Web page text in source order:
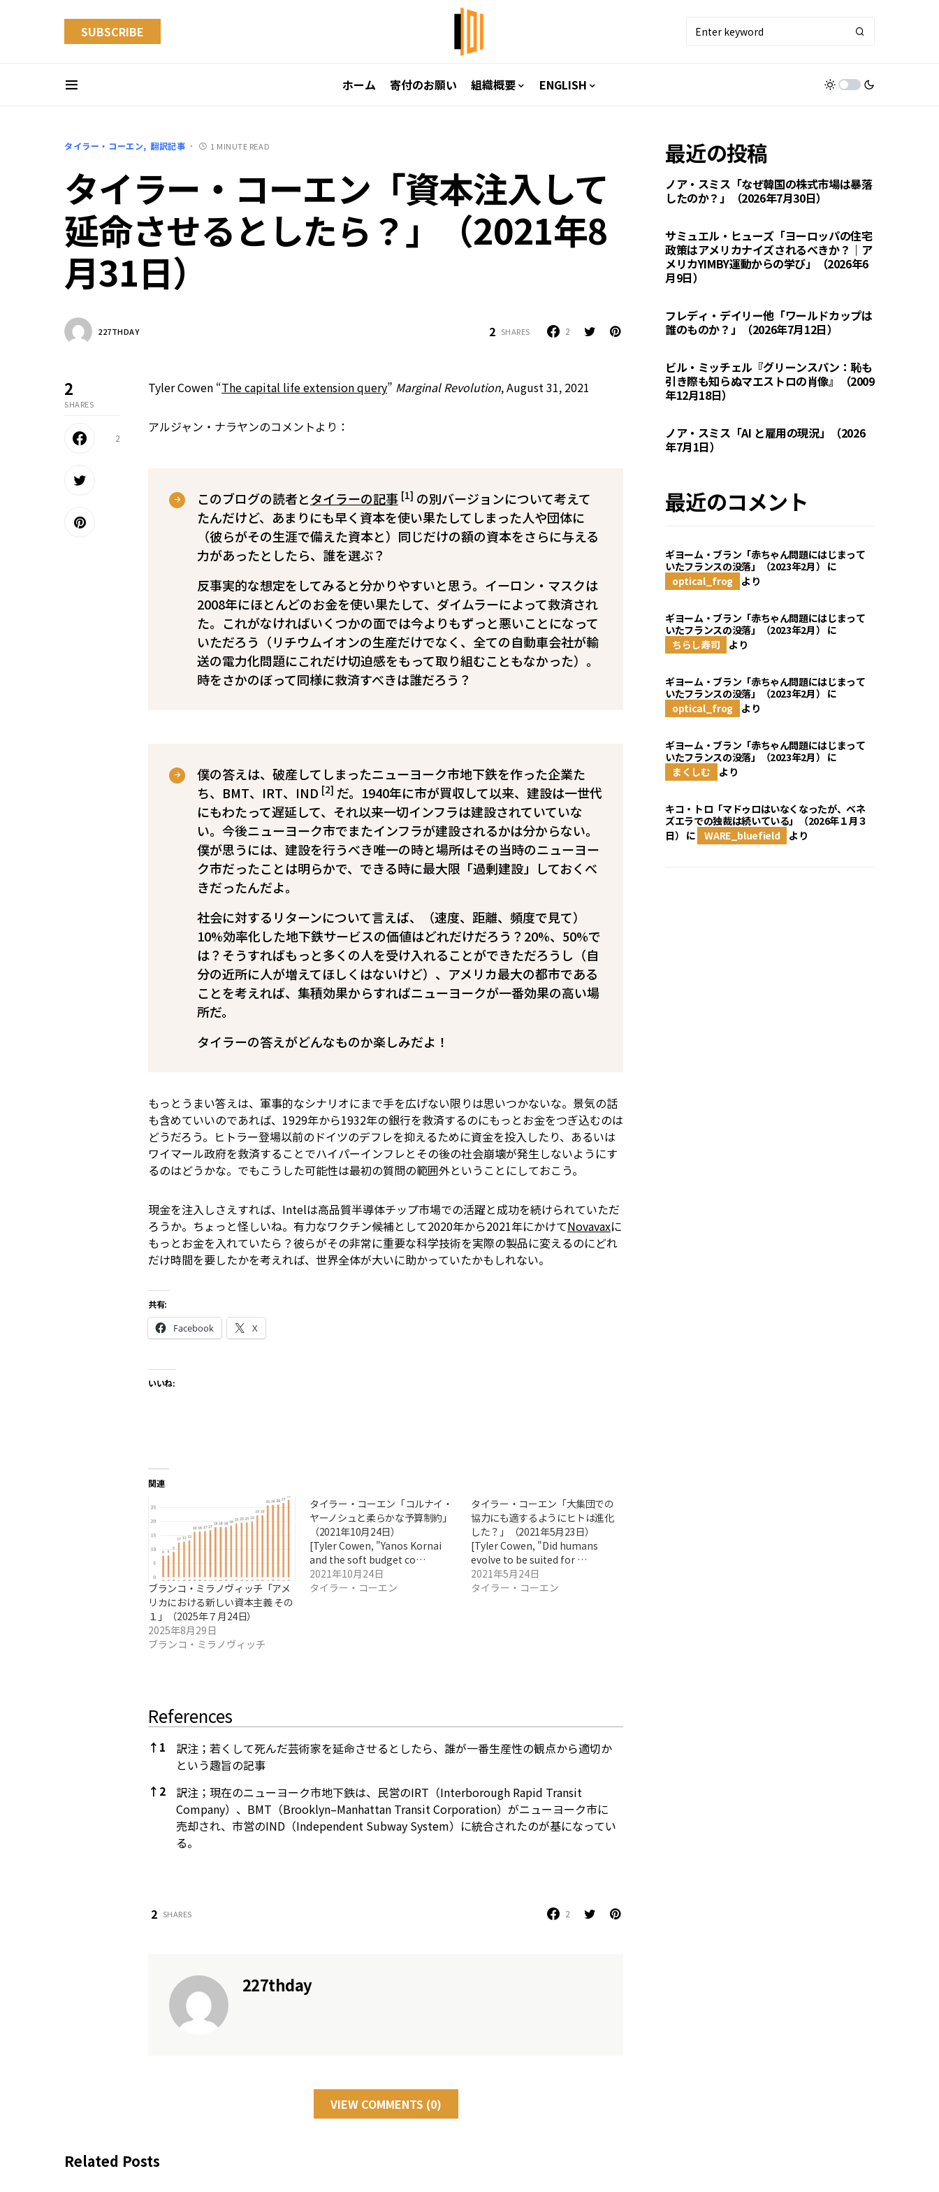
SUBSCRIBE
ホーム 寄付のお願い 組織概要 ENGLISH
タイラー・コーエン 翻訳記事 1 MINUTE READ
タイラー・コーエン「資本注入して
延命させるとしたら？」（2021年8
月31日）
227THDAY 2 SHARES 2
2
SHARES
2
Tyler Cowen “The capital life extension query” Marginal Revolution, August 31, 2021
アルジャン・ナラヤンのコメントより：
このブログの読者とタイラーの記事 [1] の別バージョンについて考えて
たんだけど、あまりにも早く資本を使い果たしてしまった人や団体に
（彼らがその生涯で備えた資本と）同じだけの額の資本をさらに与える
力があったとしたら、誰を選ぶ？
反事実的な想定をしてみると分かりやすいと思う。イーロン・マスクは
2008年にほとんどのお金を使い果たして、ダイムラーによって救済され
た。これがなければいくつかの面では今よりもずっと悪いことになって
いただろう（リチウムイオンの生産だけでなく、全ての自動車会社が輸
送の電力化問題にこれだけ切迫感をもって取り組むこともなかった）。
時をさかのぼって同様に救済すべきは誰だろう？
僕の答えは、破産してしまったニューヨーク市地下鉄を作った企業た
ち、BMT、IRT、IND [2] だ。1940年に市が買収して以来、建設は一世代
にもわたって遅延して、それ以来一切インフラは建設されていていな
い。今後ニューヨーク市でまたインフラが建設されるかは分からない。
僕が思うには、建設を行うべき唯一の時と場所はその当時のニューヨー
ク市だったことは明らかで、できる時に最大限「過剰建設」しておくべ
きだったんだよ。
社会に対するリターンについて言えば、（速度、距離、頻度で見て）
10%効率化した地下鉄サービスの価値はどれだけだろう？20%、50%で
は？そうすればもっと多くの人を受け入れることができただろうし（自
分の近所に人が増えてほしくはないけど）、アメリカ最大の都市である
ことを考えれば、集積効果からすればニューヨークが一番効果の高い場
所だ。
タイラーの答えがどんなものか楽しみだよ！
もっとうまい答えは、軍事的なシナリオにまで手を広げない限りは思いつかないな。景気の話
も含めていいのであれば、1929年から1932年の銀行を救済するのにもっとお金をつぎ込むのは
どうだろう。ヒトラー登場以前のドイツのデフレを抑えるために資金を投入したり、あるいは
ワイマール政府を救済することでハイパーインフレとその後の社会崩壊が発生しないようにす
るのはどうかな。でもこうした可能性は最初の質問の範囲外ということにしておこう。
現金を注入しさえすれば、Intelは高品質半導体チップ市場での活躍と成功を続けられていただ
ろうか。ちょっと怪しいね。有力なワクチン候補として2020年から2021年にかけてNovavaxに
もっとお金を入れていたら？彼らがその非常に重要な科学技術を実際の製品に変えるのにどれ
だけ時間を要したかを考えれば、世界全体が大いに助かっていたかもしれない。
共有:
Facebook X
いいね:
関連
ブランコ・ミラノヴィッチ「アメ
リカにおける新しい資本主義 その
１」（2025年７月24日）
2025年8月29日
ブランコ・ミラノヴィッチ
タイラー・コーエン「コルナイ・
ヤーノシュと柔らかな予算制約」
（2021年10月24日）
[Tyler Cowen, "Yanos Kornai
and the soft budget co…
2021年10月24日
タイラー・コーエン
タイラー・コーエン「大集団での
協力にも適するようにヒトは進化
した？」（2021年5月23日）
[Tyler Cowen, "Did humans
evolve to be suited for …
2021年5月24日
タイラー・コーエン
References
↑ 1
訳注；若くして死んだ芸術家を延命させるとしたら、誰が一番生産性の観点から適切か
という趣旨の記事
↑ 2
訳注；現在のニューヨーク市地下鉄は、民営のIRT（Interborough Rapid Transit
Company）、BMT（Brooklyn–Manhattan Transit Corporation）がニューヨーク市に
売却され、市営のIND（Independent Subway System）に統合されたのが基になってい
る。
2 SHARES 2
227thday
VIEW COMMENTS (0)
最近の投稿
ノア・スミス「なぜ韓国の株式市場は暴落
したのか？」（2026年7月30日）
サミュエル・ヒューズ「ヨーロッパの住宅
政策はアメリカナイズされるべきか？｜ア
メリカYIMBY運動からの学び」（2026年6
月9日）
フレディ・デイリー他「ワールドカップは
誰のものか？」（2026年7月12日）
ビル・ミッチェル『グリーンスパン：恥も
引き際も知らぬマエストロの肖像』（2009
年12月18日）
ノア・スミス「AI と雇用の現況」（2026
年7月1日）
最近のコメント
ギヨーム・ブラン「赤ちゃん問題にはじまって
いたフランスの没落」（2023年2月） に
optical_frog
より
ギヨーム・ブラン「赤ちゃん問題にはじまって
いたフランスの没落」（2023年2月） に
ちらし寿司
より
ギヨーム・ブラン「赤ちゃん問題にはじまって
いたフランスの没落」（2023年2月） に
optical_frog
より
ギヨーム・ブラン「赤ちゃん問題にはじまって
いたフランスの没落」（2023年2月） に
まくしむ
より
キコ・トロ「マドゥロはいなくなったが、ベネ
ズエラでの独裁は続いている」（2026年１月３
日） に WARE_bluefield より
Related Posts